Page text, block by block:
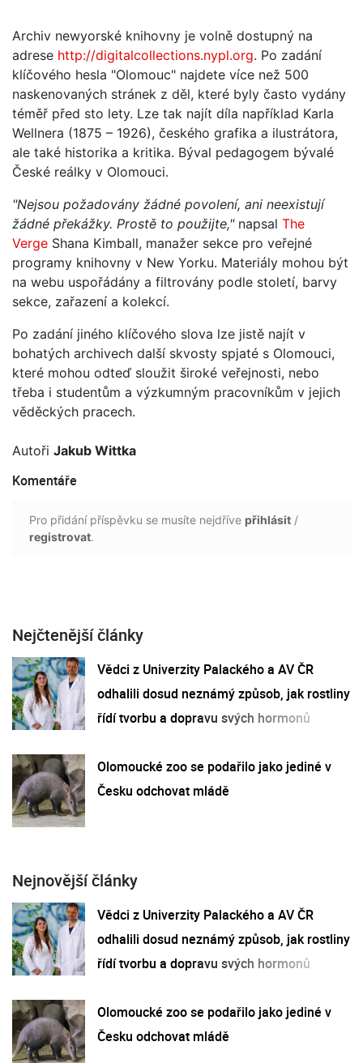
Archiv newyorské knihovny je volně dostupný na
adrese http://digitalcollections.nypl.org. Po zadání
klíčového hesla "Olomouc" najdete více než 500
naskenovaných stránek z děl, které byly často vydány
téměř před sto lety. Lze tak najít díla například Karla
Wellnera (1875 – 1926), českého grafika a ilustrátora,
ale také historika a kritika. Býval pedagogem bývalé
České reálky v Olomouci.
"Nejsou požadovány žádné povolení, ani neexistují
žádné překážky. Prostě to použijte,"napsal The
Verge Shana Kimball, manažer sekce pro veřejné
programy knihovny v New Yorku. Materiály mohou být
na webu uspořádány a filtrovány podle století, barvy
sekce, zařazení a kolekcí.
Po zadání jiného klíčového slova lze jistě najít v
bohatých archivech další skvosty spjaté s Olomouci,
které mohou odteď sloužit široké veřejnosti, nebo
třeba i studentům a výzkumným pracovníkům v jejich
věděckých pracech.
Autoři Jakub Wittka
Komentáře
Pro přidání příspěvku se musíte nejdříve přihlásit /
registrovat.
Nejčtenější články
Vědci z Univerzity Palackého a AV ČR
odhalili dosud neznámý způsob, jak rostliny
řídí tvorbu a dopravu svých hormonů
Olomoucké zoo se podařilo jako jediné v
Česku odchovat mládě
Nejnovější články
Vědci z Univerzity Palackého a AV ČR
odhalili dosud neznámý způsob, jak rostliny
řídí tvorbu a dopravu svých hormonů
Olomoucké zoo se podařilo jako jediné v
Česku odchovat mládě